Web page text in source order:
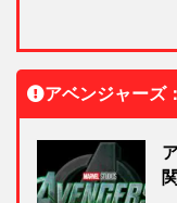
アベンジャーズ